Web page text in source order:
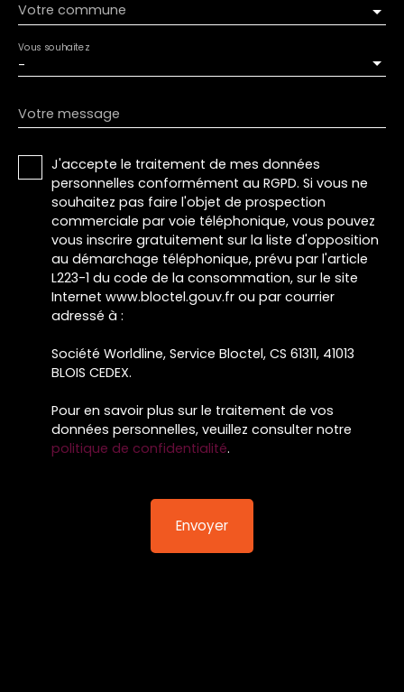
Votre commune
-
Vous souhaitez
Votre message
J'accepte le traitement de mes données
personnelles conformément au RGPD. Si vous ne
souhaitez pas faire l'objet de prospection
commerciale par voie téléphonique, vous pouvez
vous inscrire gratuitement sur la liste d'opposition
au démarchage téléphonique, prévu par l'article
L223-1 du code de la consommation, sur le site
Internet www.bloctel.gouv.fr ou par courrier
adressé à :
Société Worldline, Service Bloctel, CS 61311, 41013
BLOIS CEDEX.
Pour en savoir plus sur le traitement de vos
données personnelles, veuillez consulter notre
politique de confidentialité.
Envoyer